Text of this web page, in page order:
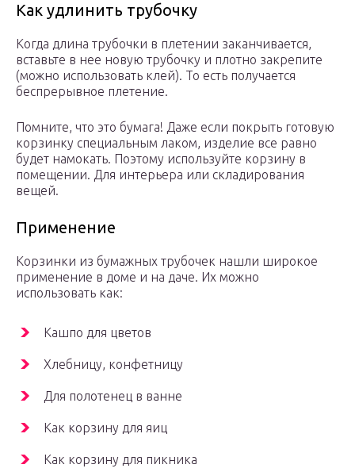
Как удлинить трубочку
Когда длина трубочки в плетении заканчивается,
вставьте в нее новую трубочку и плотно закрепите
(можно использовать клей). То есть получается
беспрерывное плетение.
Помните, что это бумага! Даже если покрыть готовую
корзинку специальным лаком, изделие все равно
будет намокать. Поэтому используйте корзину в
помещении. Для интерьера или складирования
вещей.
Применение
Корзинки из бумажных трубочек нашли широкое
применение в доме и на даче. Их можно
использовать как:
Кашпо для цветов
Хлебницу, конфетницу
Для полотенец в ванне
Как корзину для яиц
Как корзину для пикника